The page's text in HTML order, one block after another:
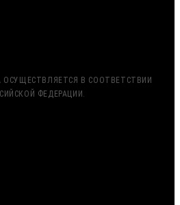
ОСУЩЕСТВЛЯЕТСЯ В СООТВЕТСТВИИ
ФЕДЕРАЦИИ.